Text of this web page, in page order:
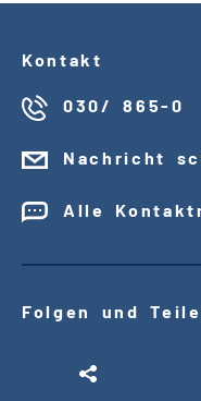
Kontakt
030/ 865-0
Nachricht
Alle
Folgen und